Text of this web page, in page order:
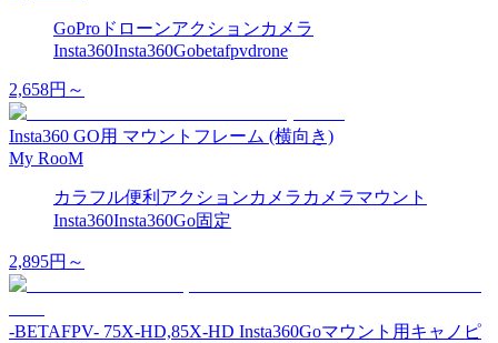
GoPro ドローンアクションカメラ
Insta360Insta360Gobetafpvdrone
2,658円～
Insta360 GO用 マウントフレーム (横向き)
My RooM
カラフル便利 アクションカメラ カメラマウント
Insta360Insta360Go固定
2,895円～
-BETAFPV- 75X-HD,85X-HD Insta360Goマウント用キャノピ